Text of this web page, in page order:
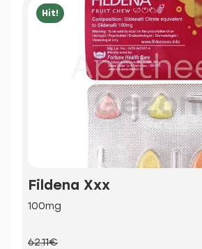
Hit!
Fildena Xxx
100mg
62.11€